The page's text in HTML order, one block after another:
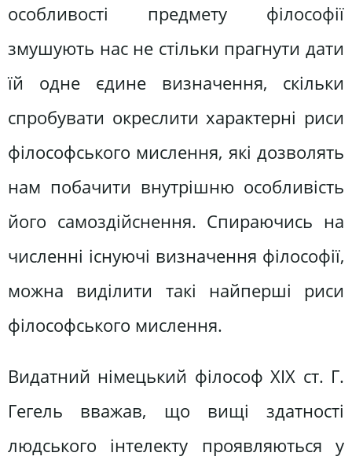
особливості предмету філософії
змушують нас не стільки прагнути дати
їй одне єдине визначення, скільки
спробувати окреслити характерні риси
філософського мислення, які дозволять
нам побачити внутрішню особливість
його самоздійснення. Спираючись на
численні існуючі визначення філософії,
можна виділити такі найперші риси
філософського мислення.
Видатний німецький філософ XIX ст. Г.
Гегель вважав, що вищі здатності
людського інтелекту проявляються у